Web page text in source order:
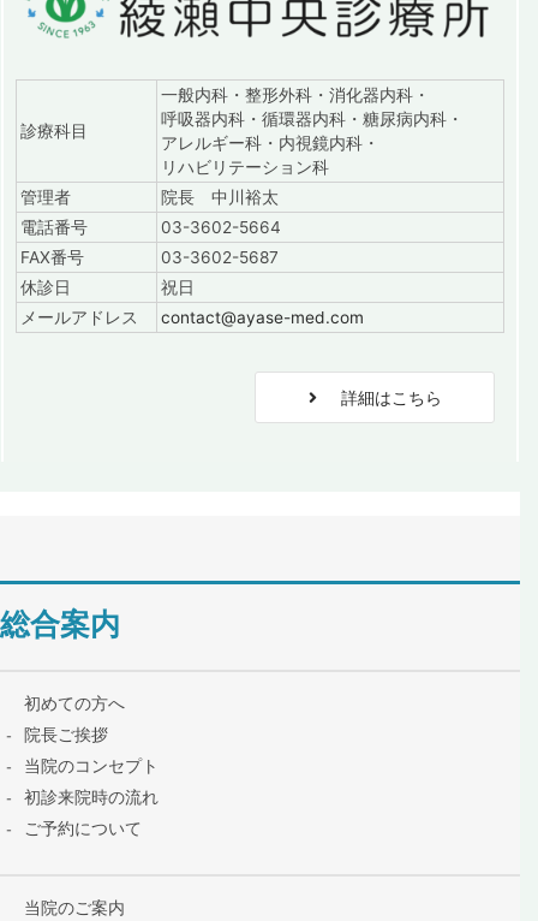
診療科目
一般内科・整形外科・消化器内科・
呼吸器内科・循環器内科・糖尿病内科・
アレルギー科・内視鏡内科・
リハビリテーション科
管理者
院長 中川裕太
電話番号
03-3602-5664
FAX番号
03-3602-5687
休診日
祝日
メールアドレス
contact@ayase-med.com
詳細はこちら
総合案内
初めての方へ
院長ご挨拶
当院のコンセプト
初診来院時の流れ
ご予約について
当院のご案内